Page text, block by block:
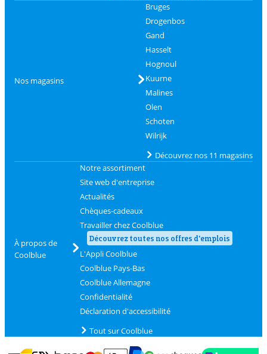
Nos magasins
Bruges
Drogenbos
Gand
Hasselt
Hognoul
Kuurne
Malines
Olen
Schoten
Wilrijk
Découvrez nos 11 magasins
À propos de
Coolblue
Notre assortiment
Site web d'entreprise
Actualités
Chèques-cadeaux
Travailler chez Coolblue
Découvrez toutes nos offres d'emplois
L'Appli Coolblue
Coolblue Pays-Bas
Coolblue Allemagne
Confidentialité
Déclaration d'accessibilité
Tout sur Coolblue